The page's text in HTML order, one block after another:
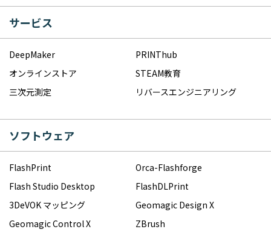
サービス
DeepMaker
PRINThub
オンラインストア
STEAM教育
三次元測定
リバースエンジニアリング
ソフトウェア
FlashPrint
Orca-Flashforge
Flash Studio Desktop
FlashDLPrint
3DeVOK マッピング
Geomagic Design X
Geomagic Control X
ZBrush